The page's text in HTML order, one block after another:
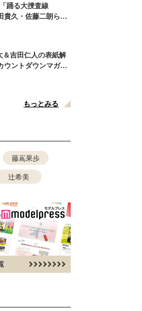
踊る大捜査線
貴久・佐藤二朗ら新
ド”も
吉田仁人の表紙解
ウントダウンマガジ
もっとみる
藤嶌果歩
辻希美